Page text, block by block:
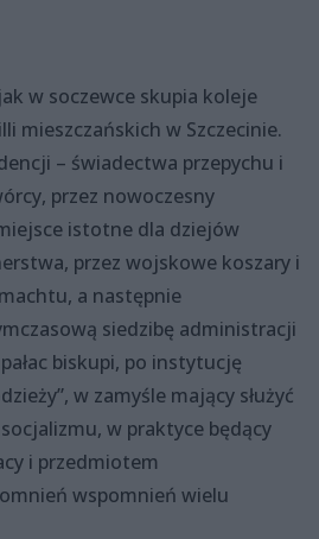
w soczewce skupia koleje
mieszczańskich w Szczecinie.
– świadectwa przepychu i
przez nowoczesny
istotne dla dziejów
przez wojskowe koszary i
a następnie
siedzibę administracji
biskupi, po instytucję
w zamyśle mający służyć
w praktyce będący
i przedmiotem
wspomnień wielu